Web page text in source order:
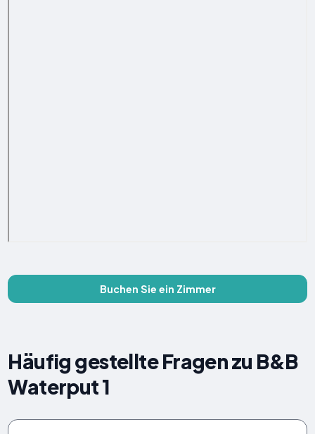
Buchen Sie ein Zimmer
Häufig gestellte Fragen zu B&B
Waterput 1